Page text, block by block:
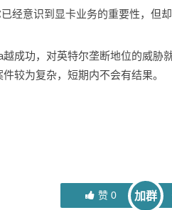
经意识到显卡业务的重要性，但
越成功，对英特尔垄断地位的威胁
较为复杂，短期内不会有结果。
赞0 加群